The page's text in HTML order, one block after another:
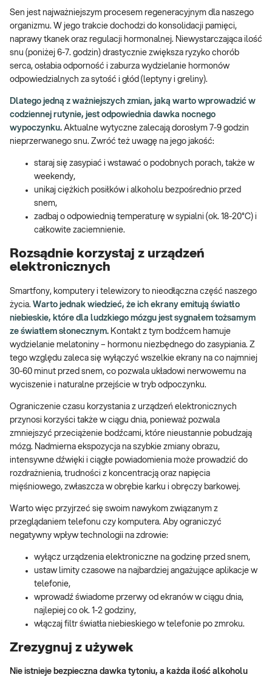
Sen jest najważniejszym procesem regeneracyjnym dla naszego
organizmu. W jego trakcie dochodzi do konsolidacji pamięci,
naprawy tkanek oraz regulacji hormonalnej. Niewystarczająca ilość
snu (poniżej 6-7. godzin) drastycznie zwiększa ryzyko chorób
serca, osłabia odporność i zaburza wydzielanie hormonów
odpowiedzialnych za sytość i głód (leptyny i greliny).
Dlatego jedną z ważniejszych zmian, jaką warto wprowadzić w
codziennej rutynie, jest odpowiednia dawka nocnego
wypoczynku. Aktualne wytyczne zalecają dorosłym 7-9 godzin
nieprzerwanego snu. Zwróć też uwagę na jego jakość:
staraj się zasypiać i wstawać o podobnych porach, także w
weekendy,
unikaj ciężkich posiłków i alkoholu bezpośrednio przed
snem,
zadbaj o odpowiednią temperaturę w sypialni (ok. 18-20°C) i
całkowite zaciemnienie.
Rozsądnie korzystaj z urządzeń
elektronicznych
Smartfony, komputery i telewizory to nieodłączna część naszego
życia. Warto jednak wiedzieć, że ich ekrany emitują światło
niebieskie, które dla ludzkiego mózgu jest sygnałem tożsamym
ze światłem słonecznym. Kontakt z tym bodźcem hamuje
wydzielanie melatoniny – hormonu niezbędnego do zasypiania. Z
tego względu zaleca się wyłączyć wszelkie ekrany na co najmniej
30-60 minut przed snem, co pozwala układowi nerwowemu na
wyciszenie i naturalne przejście w tryb odpoczynku.
Ograniczenie czasu korzystania z urządzeń elektronicznych
przynosi korzyści także w ciągu dnia, ponieważ pozwala
zmniejszyć przeciążenie bodźcami, które nieustannie pobudzają
mózg. Nadmierna ekspozycja na szybkie zmiany obrazu,
intensywne dźwięki i ciągłe powiadomienia może prowadzić do
rozdrażnienia, trudności z koncentracją oraz napięcia
mięśniowego, zwłaszcza w obrębie karku i obręczy barkowej.
Warto więc przyjrzeć się swoim nawykom związanym z
przeglądaniem telefonu czy komputera. Aby ograniczyć
negatywny wpływ technologii na zdrowie:
wyłącz urządzenia elektroniczne na godzinę przed snem,
ustaw limity czasowe na najbardziej angażujące aplikacje w
telefonie,
wprowadź świadome przerwy od ekranów w ciągu dnia,
najlepiej co ok. 1-2 godziny,
włączaj filtr światła niebieskiego w telefonie po zmroku.
Zrezygnuj z używek
Nie istnieje bezpieczna dawka tytoniu, a każda ilość alkoholu